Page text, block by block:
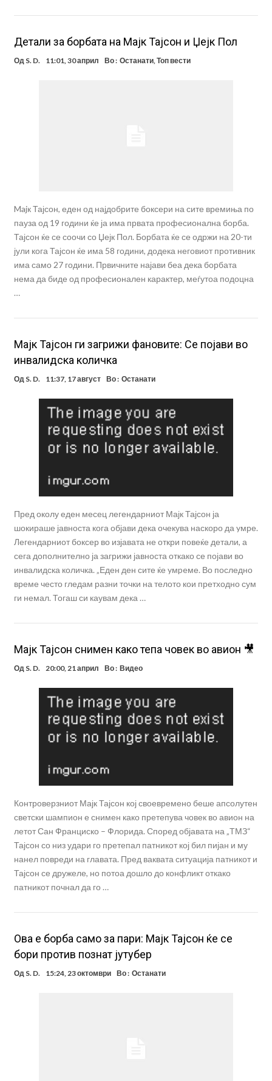
Детали за борбата на Мајк Тајсон и Џејк Пол
Од S. D. 11:01, 30 април Во : Останати, Топ вести
Majк Тајсон, еден од најдобрите боксери на сите времиња по
пауза од 19 години ќе ја има првата професионална борба.
Тајсон ќе се соочи со Џејк Пол. Борбата ќе се одржи на 20-ти
јули кога Тајсон ќе има 58 години, додека неговиот противник
има само 27 години. Првичните најави беа дека борбата
нема да биде од професионален карактер, меѓутоа подоцна
…
Мајк Тајсон ги загрижи фановите: Се појави во
инвалидска количка
Од S. D. 11:37, 17 август Во : Останати
Пред околу еден месец легендарниот Мајк Тајсон ја
шокираше јавноста кога објави дека очекува наскоро да yмре.
Легендарниот боксер во изјавата не откри повеќе детали, а
сега дополнително ја загрижи јавноста откако се појави во
инвалидска количка. „Еден ден сите ќе yмpeме. Во последно
време често гледам разни точки на телото кои претходно сум
ги немал. Тогаш си каувам дека …
Мајк Тајсон снимен како тепа човек во авион 🎥
Од S. D. 20:00, 21 април Во : Видео
Контроверзниот Мајк Тајсон кој своевремено беше апсолутен
светски шампион е снимен како претепува човек во авион на
летот Сан Франциско – Флорида. Според објавата на „ТМЗ“
Тајсон со низ удари го претепал патникот кој бил пијан и му
нанел повреди на главата. Пред ваквата ситуација патникот и
Тајсон се дружеле, но потоа дошло до конфликт откако
патникот почнал да го …
Ова е борба само за пари: Мајк Тајсон ќе се
бори против познат јутубер
Од S. D. 15:24, 23 октомври Во : Останати